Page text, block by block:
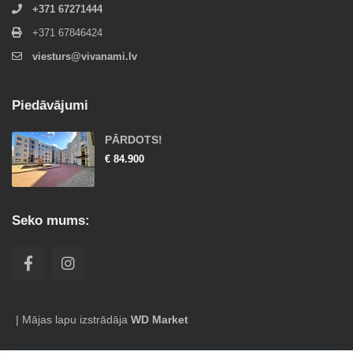
+371 67271444
+371 67846424
viesturs@vivanami.lv
Piedāvājumi
PĀRDOTS!
€ 84.900
Seko mums:
| Mājas lapu izstrādāja WD Market